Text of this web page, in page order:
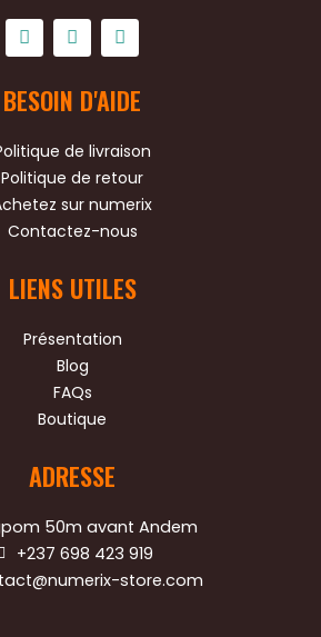
F
c
e
o
o
k
T
i
t
e
r
Y
u
t
b
e
BESOIN D'AIDE
de livraison
Politique de retour
sur numerix
Contactez-nous
LIENS UTILES
Présentation
Blog
FAQs
Boutique
ADRESSE
50m avant Andem
+237 698 423 919
store.com